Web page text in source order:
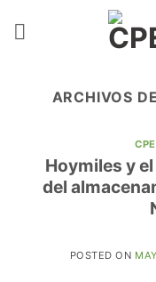
ARCHIVOS
Hoymiles y
del
POSTED ON